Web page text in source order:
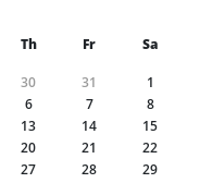
Th Fr Sa
30 31
1
6 7
8
13 14
15
20 21
22
27 28
29